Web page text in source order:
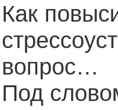
Как
вопрос…
Под